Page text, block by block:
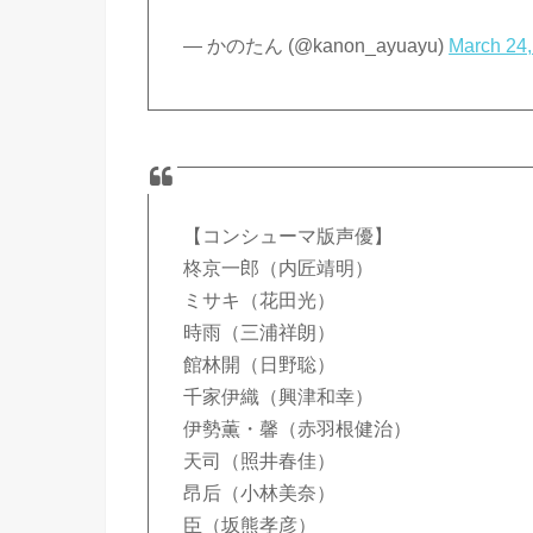
— かのたん (@kanon_ayuayu) March
【コンシューマ版声優】
柊京一郎（内匠靖明）
ミサキ（花田光）
時雨（三浦祥朗）
館林開（日野聡）
千家伊織（興津和幸）
伊勢薫・馨（赤羽根健治）
天司（照井春佳）
昂后（小林美奈）
臣（坂熊孝彦）